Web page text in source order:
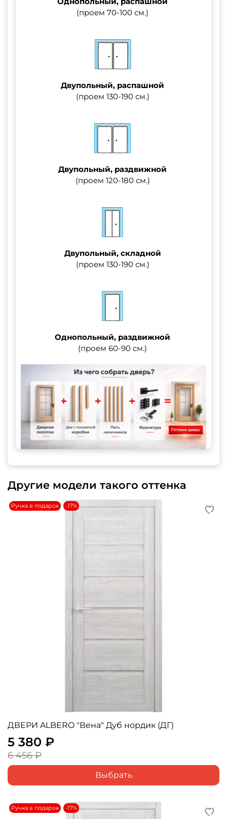
(проем 70-100 см.)
Двупольный, распашной
(проем 130-190 см.)
Двупольный, раздвижной
(проем 120-180 см.)
Двупольный, складной
(проем 130-190 см.)
Однопольный, раздвижной
(проем 60-90 см.)
Другие модели такого оттенка
Ручка в подарок -17%
ДВЕРИ ALBERO "Вена" Дуб нордик (ДГ)
5 380 ₽
6 456 ₽
Выбрать
Ручка в подарок -17%